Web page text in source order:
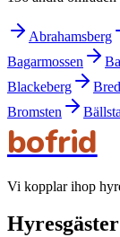
Abrahamsberg
Bagarmossen
Blackeberg
Bromsten
Bällsta
bofrid
Vi kopplar ihop
Hyresgäster